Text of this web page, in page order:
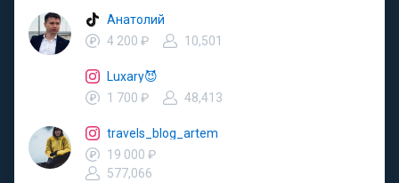
Анатолий
4 200 ₽
10,501
Luxary😈
1 700 ₽
48,413
travels_blog_artem
19 000 ₽
577,066